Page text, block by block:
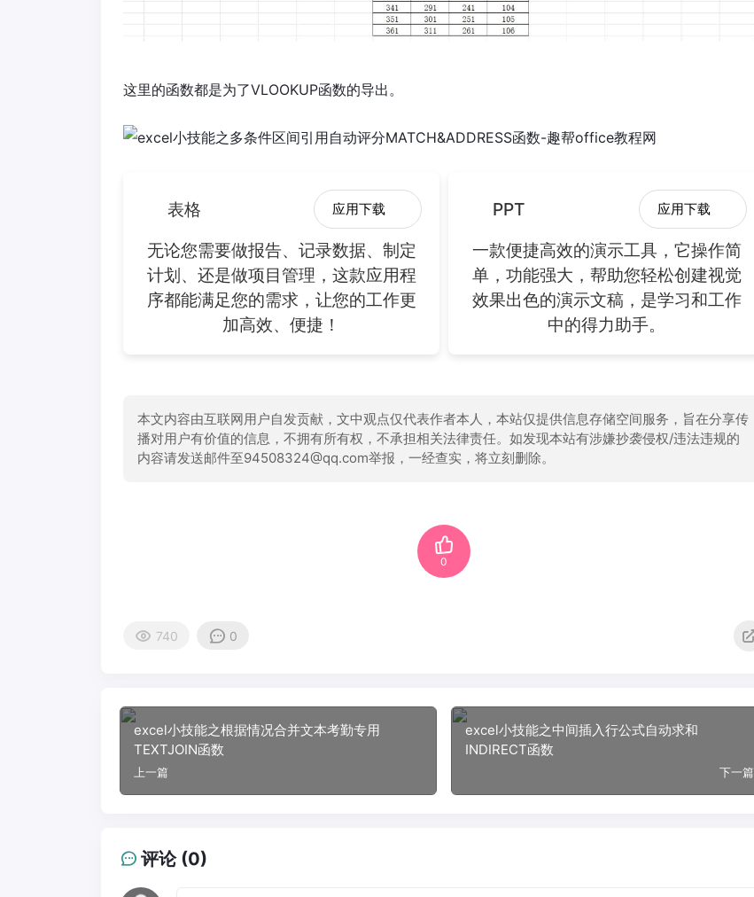
这里的函数都是为了VLOOKUP函数的导出。
表格 应用下载
无论您需要做报告、记录数据、制定
计划、还是做项目管理，这款应用程
序都能满足您的需求，让您的工作更
加高效、便捷！
PPT 应用下载
一款便捷高效的演示工具，它操作简
单，功能强大，帮助您轻松创建视觉
效果出色的演示文稿，是学习和工作
中的得力助手。
本文内容由互联网用户自发贡献，文中观点仅代表作者本人，本站仅提供信息存储空间服务，旨在分享传
播对用户有价值的信息，不拥有所有权，不承担相关法律责任。如发现本站有涉嫌抄袭侵权/违法违规的
内容请发送邮件至94508324@qq.com举报，一经查实，将立刻删除。
0
740 0
excel小技能之根据情况合并文本考勤专用
TEXTJOIN函数
上一篇
excel小技能之中间插入行公式自动求和
INDIRECT函数
下一篇
评论 (0)